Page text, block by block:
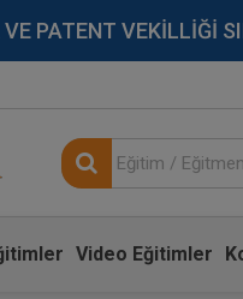
PATENT VEKİLLİĞİ
Video Eğitimler